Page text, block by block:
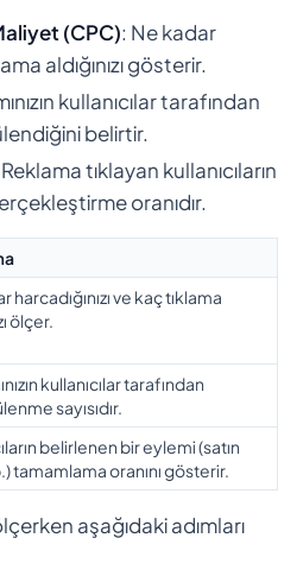
(CPC): Ne kadar
aldığınızı gösterir.
kullanıcılar tarafından
belirtir.
tıklayan kullanıcıların
oranıdır.
harcadığınızı ve kaç tıklama
ölçer.
kullanıcılar tarafından
sayısıdır.
belirlenen bir eylemi (satın
tamamlama oranını gösterir.
aşağıdaki adımları